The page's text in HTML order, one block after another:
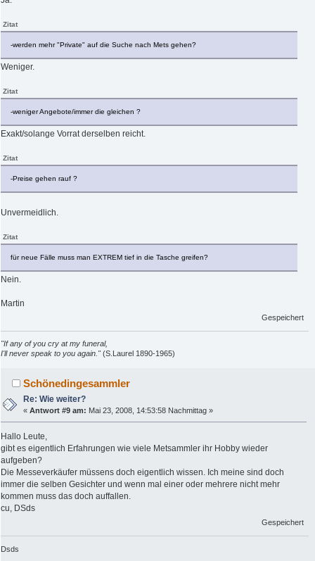
Zitat
-werden mehr "Private" auf die Suche nach Mets gehen?
Weniger.
Zitat
-weniger Angebote/immer die gleichen ?
Exakt/solange Vorrat derselben reicht.
Zitat
-Preise gehen rauf ?
Unvermeidlich.
Zitat
für neue Fälle muss man EXTREM tief in die Tasche greifen?
Nein.
Martin
Gespeichert
"If any of you cry at my funeral,
I'll never speak to you again."(S.Laurel 1890-1965)
Schönedingesammler
Re: Wie weiter?
«Antwort #9 am: Mai 23, 2008, 14:53:58 Nachmittag »
Hallo Leute,
gibt es eigentlich Erfahrungen wie viele Metsammler ihr Hobby wieder
aufgeben?
Die Messeverkäufer müssens doch eigentlich wissen. Ich meine sind doch
immer die selben Gesichter und wenn mal einer oder mehrere nicht mehr
kommen muss das doch auffallen.
cu, DSds
Gespeichert
Dsds